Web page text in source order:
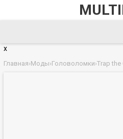
x
Главная›Моды›Головоломки›Trap the